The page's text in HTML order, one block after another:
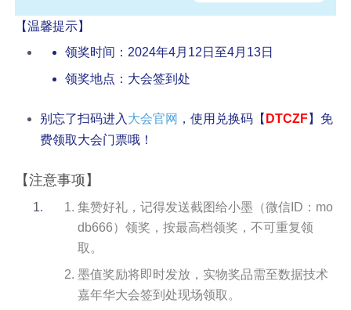
【温馨提示】
领奖时间：2024年4月12日至4月13日
领奖地点：大会签到处
别忘了扫码进入大会官网 ，使用兑换码【 DTCZF】免
费领取大会门票哦！
【注意事项】
集赞好礼，记得发送截图给小墨（微信ID：mo
db666）领奖，按最高档领奖，不可重复领
取。
墨值奖励将即时发放，实物奖品需至数据技术
嘉年华大会签到处现场领取。